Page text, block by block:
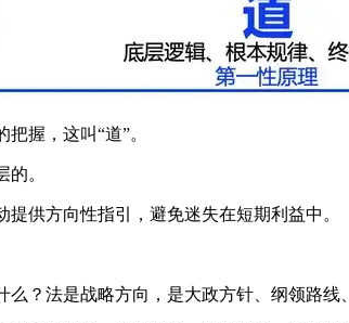
握，这叫“道”。
。
提供方向性指引，避免迷失在短期利益中。
么？法是战略方向，是大政方针、纲领路线